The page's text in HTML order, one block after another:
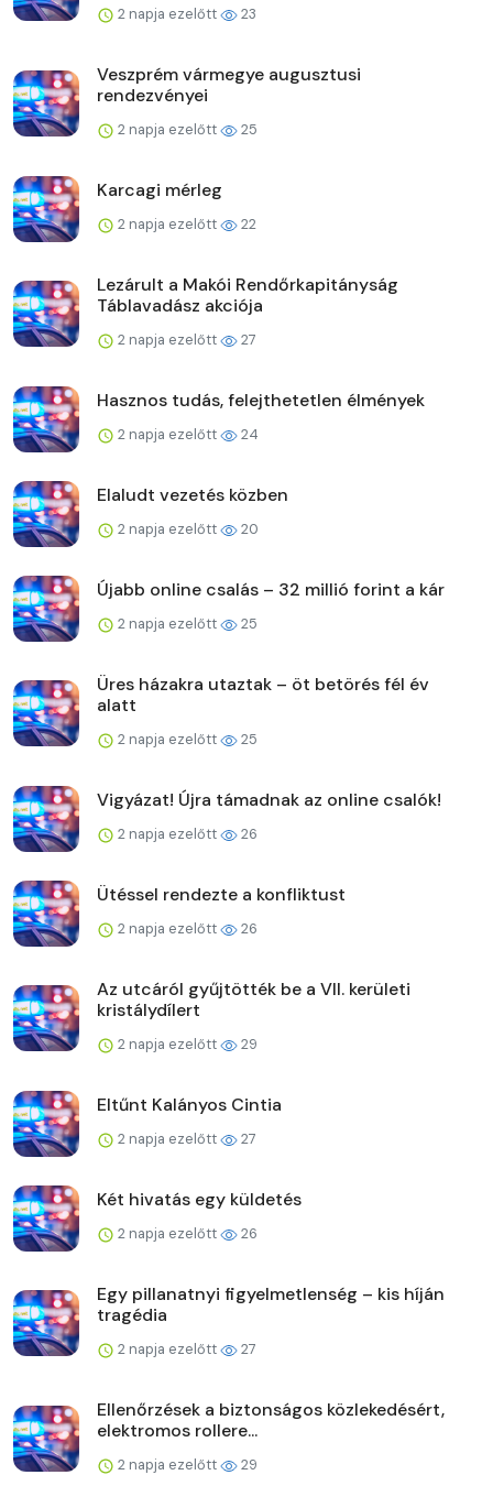
2 napja ezelőtt 23
Veszprém vármegye augusztusi
rendezvényei
2 napja ezelőtt 25
Karcagi mérleg
2 napja ezelőtt 22
Lezárult a Makói Rendőrkapitányság
Táblavadász akciója
2 napja ezelőtt 27
Hasznos tudás, felejthetetlen élmények
2 napja ezelőtt 24
Elaludt vezetés közben
2 napja ezelőtt 20
Újabb online csalás – 32 millió forint a kár
2 napja ezelőtt 25
Üres házakra utaztak – öt betörés fél év
alatt
2 napja ezelőtt 25
Vigyázat! Újra támadnak az online csalók!
2 napja ezelőtt 26
Ütéssel rendezte a konfliktust
2 napja ezelőtt 26
Az utcáról gyűjtötték be a VII. kerületi
kristálydílert
2 napja ezelőtt 29
Eltűnt Kalányos Cintia
2 napja ezelőtt 27
Két hivatás egy küldetés
2 napja ezelőtt 26
Egy pillanatnyi figyelmetlenség – kis híján
tragédia
2 napja ezelőtt 27
Ellenőrzések a biztonságos közlekedésért,
elektromos rollere...
2 napja ezelőtt 29